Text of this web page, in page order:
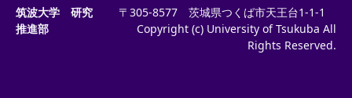
筑波大学 研究
推進部
〒305-8577 茨城県つくば市天王台1-1-1
Copyright (c) University of Tsukuba All
Rights Reserved.